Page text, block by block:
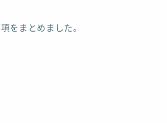
をまとめました。